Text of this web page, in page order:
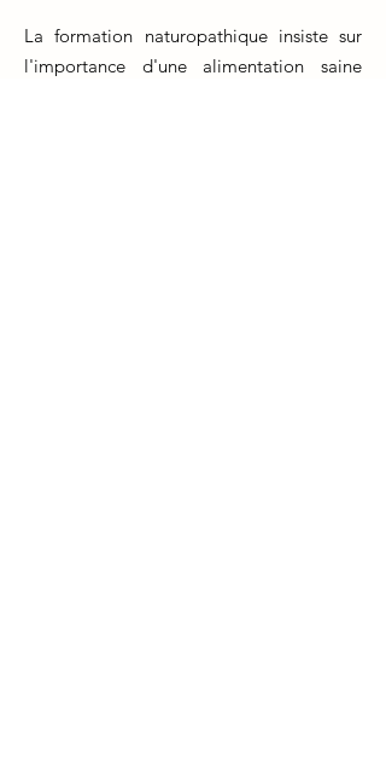
La formation naturopathique insiste sur
l'importance d'une alimentation saine